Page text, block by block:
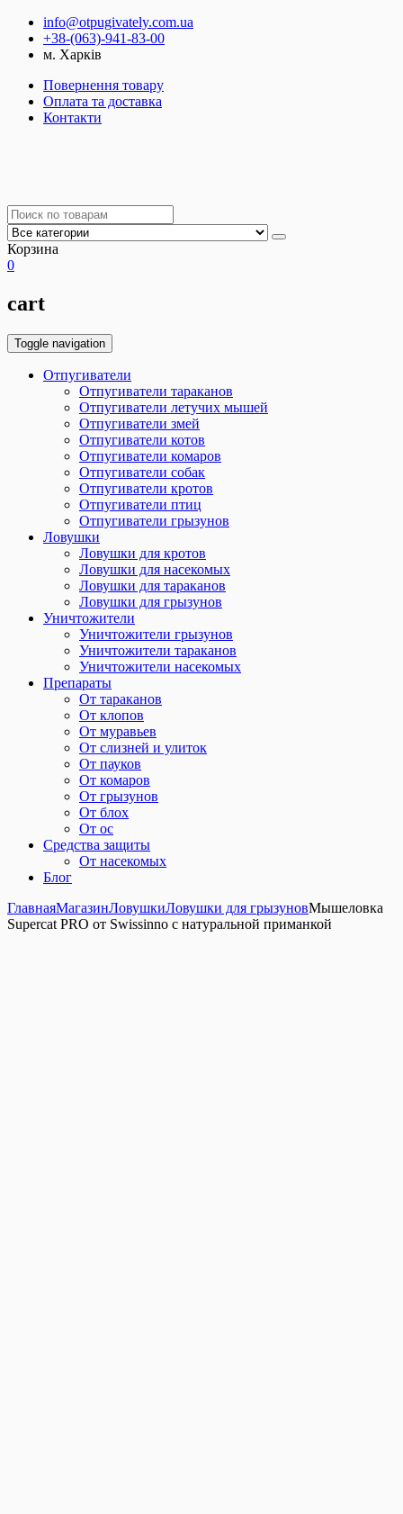
info@otpugivately.com.ua
+38-(063)-941-83-00
м. Харків
Повернення товару
Оплата та доставка
Контакти
Корзина
0
cart
Toggle navigation
Отпугиватели
Отпугиватели тараканов
Отпугиватели летучих мышей
Отпугиватели змей
Отпугиватели котов
Отпугиватели комаров
Отпугиватели собак
Отпугиватели кротов
Отпугиватели птиц
Отпугиватели грызунов
Ловушки
Ловушки для кротов
Ловушки для насекомых
Ловушки для тараканов
Ловушки для грызунов
Уничтожители
Уничтожители грызунов
Уничтожители тараканов
Уничтожители насекомых
Препараты
От тараканов
От клопов
От муравьев
От слизней и улиток
От пауков
От комаров
От грызунов
От блох
От ос
Средства защиты
От насекомых
Блог
ГлавнаяМагазинЛовушкиЛовушки для грызуновМышеловка
Supercat PRO от Swissinno с натуральной приманкой